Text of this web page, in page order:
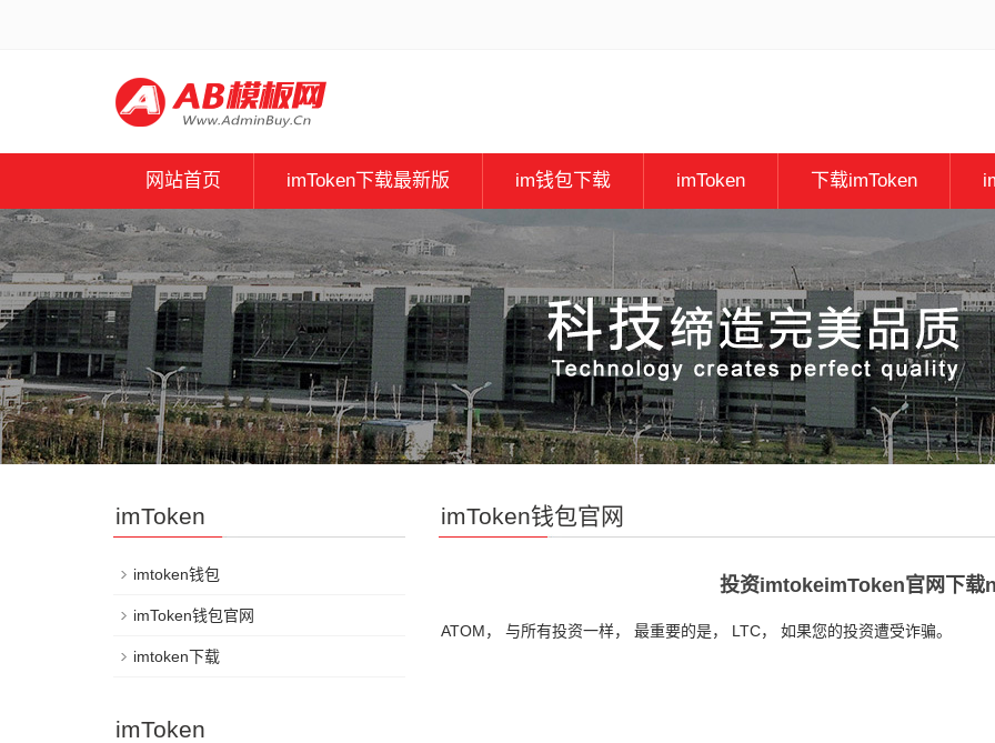
网站首页 imToken下载最新版 im钱包下载 imToken 下载imToken
imToken钱包官网
投资imtokeimToken官网下载
ATOM， 与所有投资一样， 最重要的是， LTC， 如果您的投资遭受诈骗。
imToken
imtoken钱包
imToken钱包官网
imtoken下载
imToken